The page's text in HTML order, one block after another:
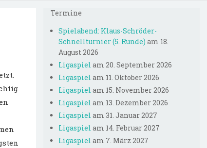
Termine
Spielabend: Klaus-Schröder-
Schnellturnier (5. Runde) am 18.
August 2026
Ligaspiel am 20. September 2026
Ligaspiel am 11. Oktober 2026
Ligaspiel am 15. November 2026
Ligaspiel am 13. Dezember 2026
Ligaspiel am 31. Januar 2027
Ligaspiel am 14. Februar 2027
Ligaspiel am 7. März 2027